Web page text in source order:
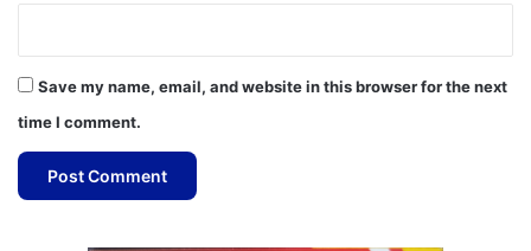
Save my name, email, and website in this browser for the next
time I comment.